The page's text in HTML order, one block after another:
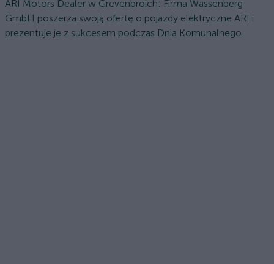
ARI Motors Dealer w Grevenbroich: Firma Wassenberg
GmbH poszerza swoją ofertę o pojazdy elektryczne ARI i
prezentuje je z sukcesem podczas Dnia Komunalnego.